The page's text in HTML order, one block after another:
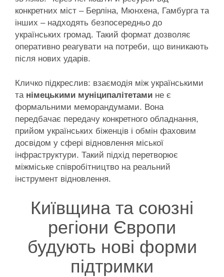
конкретних міст – Берліна, Мюнхена, Гамбурга та
інших – надходять безпосередньо до
українських громад. Такий формат дозволяє
оперативно реагувати на потреби, що виникають
після нових ударів.
Кличко підкреслив: взаємодія між українськими
та німецькими муніципалітетами не є
формальними меморандумами. Вона
передбачає передачу конкретного обладнання,
прийом українських біженців і обмін фаховим
досвідом у сфері відновлення міської
інфраструктури. Такий підхід перетворює
міжміське співробітництво на реальний
інструмент відновлення.
Київщина та союзні
регіони Європи
будують нові форми
підтримки